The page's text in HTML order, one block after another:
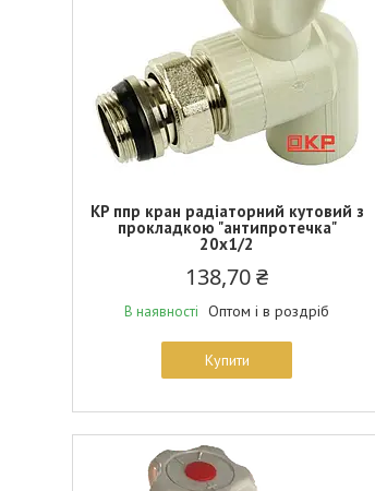
KP ппр кран радіаторний кутовий з
прокладкою "антипротечка"
20x1/2
138,70 ₴
В наявності Оптом і в роздріб
Купити